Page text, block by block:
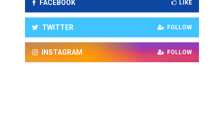
FACEBOOK LIKE
TWITTER FOLLOW
INSTAGRAM FOLLOW